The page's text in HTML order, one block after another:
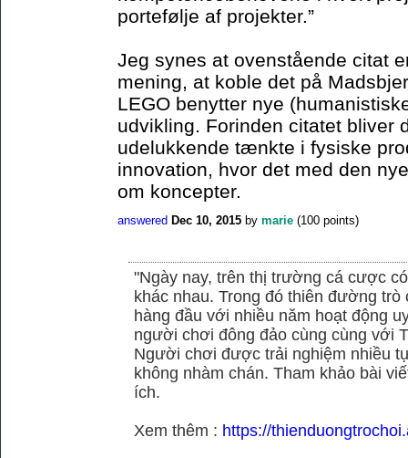
portefølje af projekter.”
Jeg synes at ovenstående citat
mening, at koble det på
LEGO benytter nye
udvikling. Forinden citatet bliver
udelukkende tænkte i fysiske
innovation, hvor det med den
om koncepter.
answered Dec 10, 2015 by marie (100 points)
"Ngày nay, trên thị trường cá cược
khác nhau. Trong đó thiên đường
hàng đầu với nhiều năm hoạt động
người chơi đông đảo cùng cùng với
Người chơi được trải nghiệm nhiều
không nhàm chán. Tham khảo bài
ích.
Xem thêm : https://